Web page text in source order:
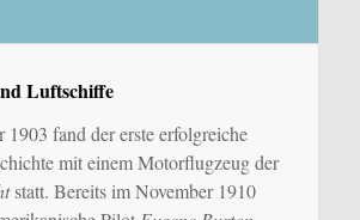
Luftschiffe
1903 fand der erste erfolgreiche
mit einem Motorflugzeug der
statt. Bereits im November 1910